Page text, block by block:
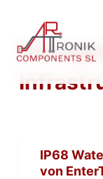
m
n
IP68
von